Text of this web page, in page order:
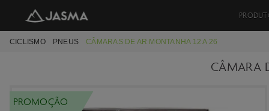
CICLISMO PNEUS CÂMARAS DE AR MONTANHA 12 A 26
CÂMARA
PROMOÇÃO